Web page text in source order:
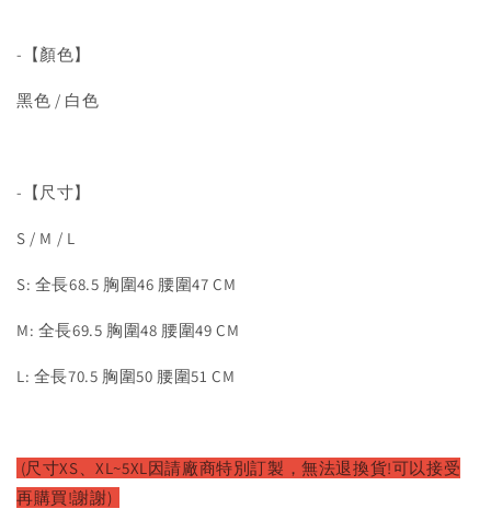
-【顏色】
黑色 / 白色
-【尺寸】
S / M / L
S: 全長68.5 胸圍46 腰圍47 CM
M: 全長69.5 胸圍48 腰圍49 CM
L: 全長70.5 胸圍50 腰圍51 CM
(尺寸XS、XL~5XL因請廠商特別訂製，無法退換貨!可以接受
再購買!謝謝)